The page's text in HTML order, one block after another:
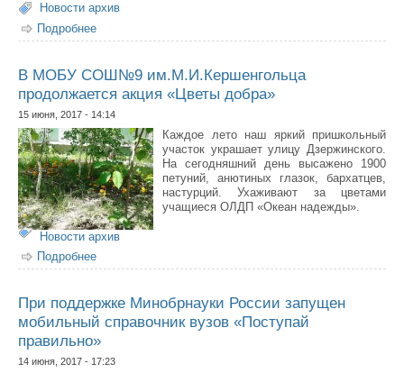
Новости архив
Подробнее
В МОБУ СОШ№9 им.М.И.Кершенгольца
продолжается акция «Цветы добра»
15 июня, 2017 - 14:14
Каждое лето наш яркий пришкольный
участок украшает улицу Дзержинского.
На сегодняшний день высажено 1900
петуний, анютиных глазок, бархатцев,
настурций. Ухаживают за цветами
учащиеся ОЛДП «Океан надежды».
Новости архив
Подробнее
продолжается акция «Цветы добра»
При поддержке Минобрнауки России запущен
мобильный справочник вузов «Поступай
правильно»
14 июня, 2017 - 17:23